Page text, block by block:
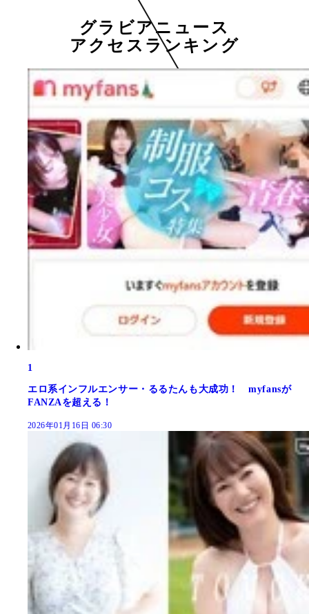
グラビアニュース
アクセスランキング
1
エロ系インフルエンサー・るるたんも大成功！ myfansが
FANZAを超える！
2026年01月16日 06:30